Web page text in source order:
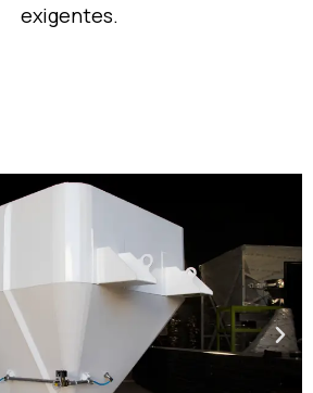
exigentes.